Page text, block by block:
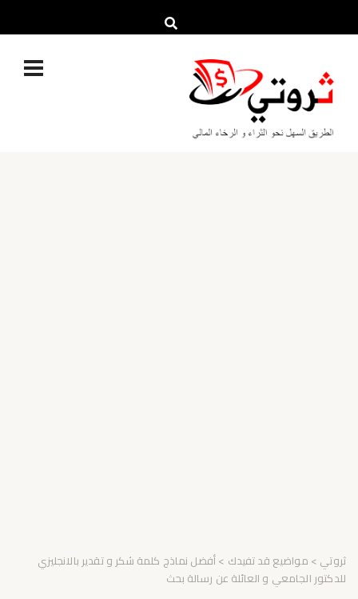
ثروتي > مواضيع قد تفيدك > أفضل نماذج كلمة شكر و تقدير بالانجليزي
للدكتور الجامعي و العائلة عن رسالة بحث